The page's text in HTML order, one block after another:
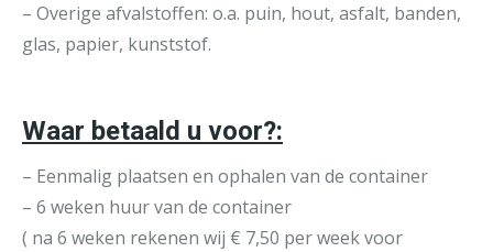
– Overige afvalstoffen: o.a. puin, hout, asfalt, banden,
glas, papier, kunststof.
Waar betaald u voor?:
– Eenmalig plaatsen en ophalen van de container
– 6 weken huur van de container
( na 6 weken rekenen wij € 7,50 per week voor